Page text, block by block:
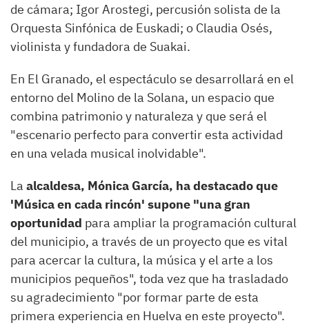
de cámara; Igor Arostegi, percusión solista de la
Orquesta Sinfónica de Euskadi; o Claudia Osés,
violinista y fundadora de Suakai.
En El Granado, el espectáculo se desarrollará en el
entorno del Molino de la Solana, un espacio que
combina patrimonio y naturaleza y que será el
"escenario perfecto para convertir esta actividad
en una velada musical inolvidable".
La alcaldesa, Mónica García, ha destacado que
'Música en cada rincón' supone "una gran
oportunidad para ampliar la programación cultural
del municipio, a través de un proyecto que es vital
para acercar la cultura, la música y el arte a los
municipios pequeños", toda vez que ha trasladado
su agradecimiento "por formar parte de esta
primera experiencia en Huelva en este proyecto".